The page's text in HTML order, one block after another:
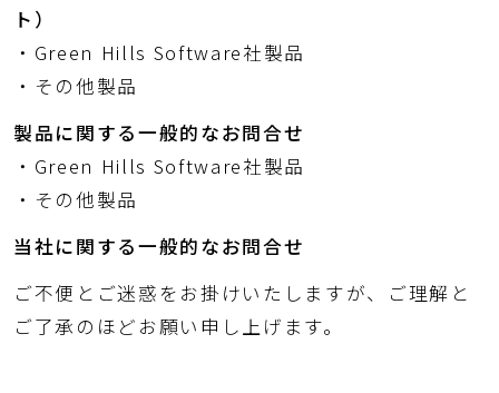
ト）
・Green Hills Software社製品
・その他製品
製品に関する一般的なお問合せ
・Green Hills Software社製品
・その他製品
当社に関する一般的なお問合せ
ご不便とご迷惑をお掛けいたしますが、ご理解と
ご了承のほどお願い申し上げます。